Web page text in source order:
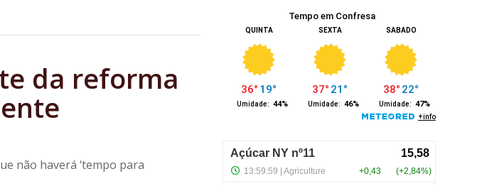
da reforma
não haverá ‘tempo para